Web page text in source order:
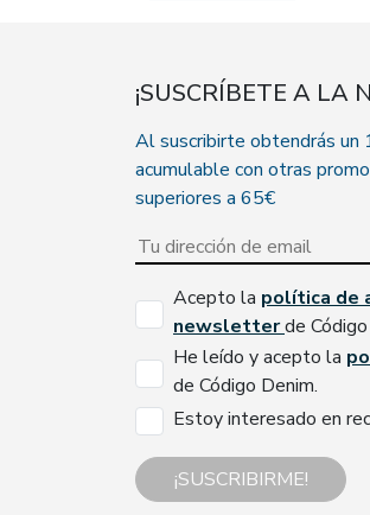
¡SUSCRÍBETE A LA
Al suscribirte obtendrás un
acumulable con otras
superiores a 65€
Acepto la política de
newsletterde
He leído y acepto la
de Código Denim.
Estoy interesado en
¡SUSCRIBIRME!